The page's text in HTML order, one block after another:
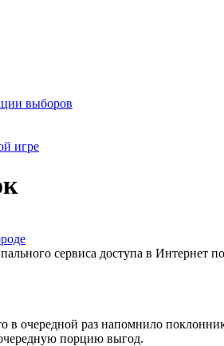
выборов
игре
сервиса доступа в Интернет
раз напомнило
порцию выгод.